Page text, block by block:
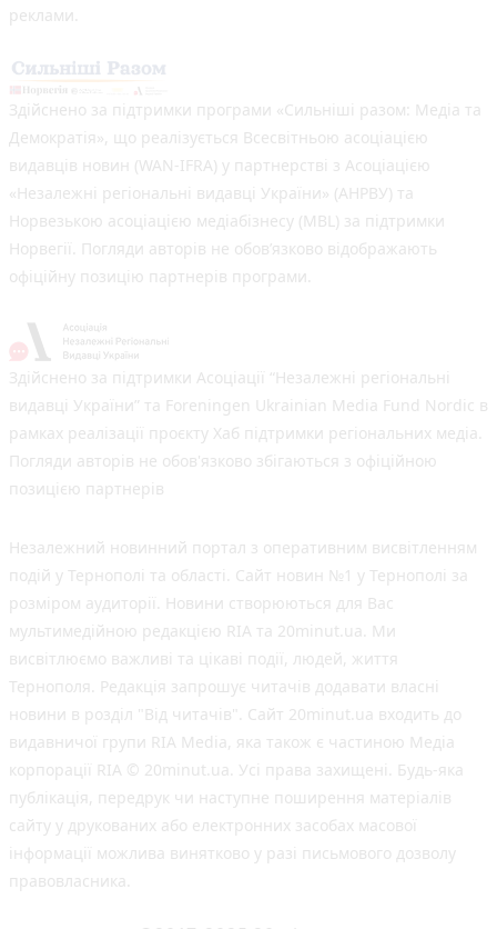
реклами.
Здійснено за підтримки програми «Сильніші разом: Медіа та
Демократія», що реалізується Всесвітньою асоціацією
видавців новин (WAN-IFRA) у партнерстві з Асоціацією
«Незалежні регіональні видавці України» (АНРВУ) та
Норвезькою асоціацією медіабізнесу (MBL) за підтримки
Норвегії. Погляди авторів не обов’язково відображають
офіційну позицію партнерів програми.
Здійснено за підтримки Асоціації “Незалежні регіональні
видавці України” та Foreningen Ukrainian Media Fund Nordic в
рамках реалізації проєкту Хаб підтримки регіональних медіа.
Погляди авторів не обов'язково збігаються з офіційною
позицією партнерів
Незалежний новинний портал з оперативним висвітленням
подій у Тернополі та області. Сайт новин №1 у Тернополі за
розміром аудиторії. Новини створюються для Вас
мультимедійною редакцією RIA та 20minut.ua. Ми
висвітлюємо важливі та цікаві події, людей, життя
Тернополя. Редакція запрошує читачів додавати власні
новини в розділ "Від читачів". Сайт 20minut.ua входить до
видавничої групи RIA Media, яка також є частиною Медіа
корпорації RIA © 20minut.ua. Усі права захищені. Будь-яка
публiкацiя, передрук чи наступне поширення матеріалів
сайту у друкованих або електронних засобах масової
інформації можлива винятково у разі письмового дозволу
правовласника.